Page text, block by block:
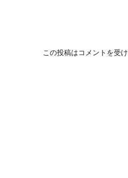
この投稿はコメントを受